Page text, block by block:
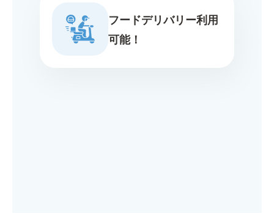
フードデリバリー利用
可能！